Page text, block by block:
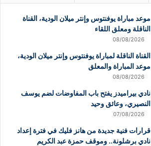
موعد مباراة يوفنتوس وإنتر ميلان الودية، القناة
الناقلة ومعلق اللقاء
08/08/2026
القناة الناقلة لمباراة يوفنتوس وإنتر ميلان الودية،
موعد المباراة والمعلق
08/08/2026
نادي بيراميدز يفتح باب المفاوضات لضم يوسف
النصيري، وعائق وحيد
07/08/2026
قرارات فنية جديدة من هانز فليك في فترة إعداد
نادي برشلونة.. وموقف حمزة عبد الكريم